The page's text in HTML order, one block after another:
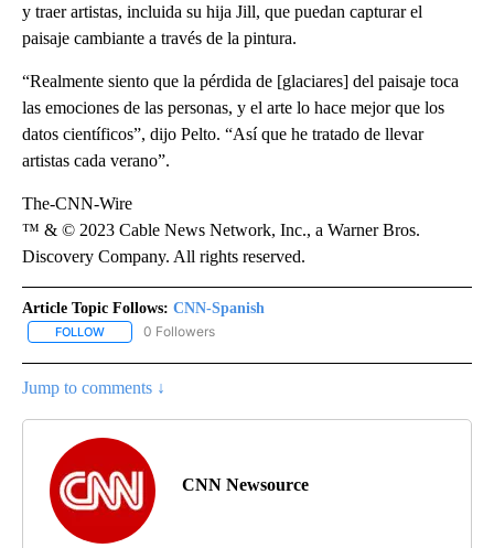
y traer artistas, incluida su hija Jill, que puedan capturar el
paisaje cambiante a través de la pintura.
“Realmente siento que la pérdida de [glaciares] del paisaje toca
las emociones de las personas, y el arte lo hace mejor que los
datos científicos”, dijo Pelto. “Así que he tratado de llevar
artistas cada verano”.
The-CNN-Wire
™ & © 2023 Cable News Network, Inc., a Warner Bros.
Discovery Company. All rights reserved.
Article Topic Follows: CNN-Spanish
FOLLOW FOLLOW "CNN-SPANISH" TO RECEIVE NOTIFICATIONS ABOUT
0 Followers
Jump to comments ↓
CNN Newsource